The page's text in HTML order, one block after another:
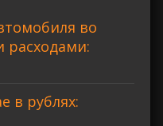
во
расходами:
в рублях: